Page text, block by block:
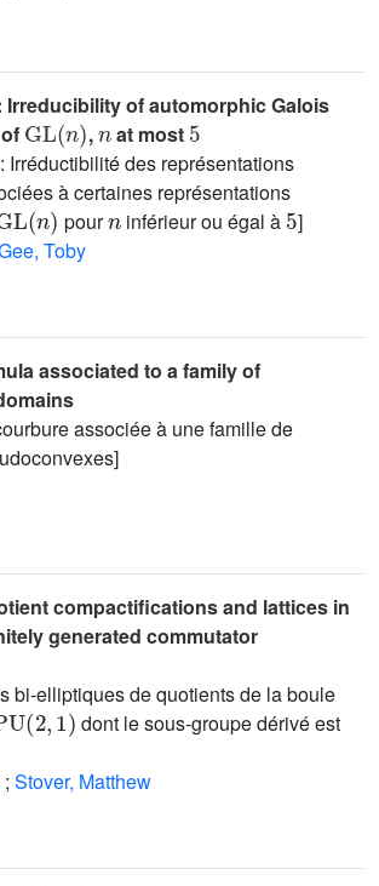
of automorphic Galois
GL(n)
,
n
at most
5
Irréductibilité des représentations
à certaines représentations
(n)
pour
n
inférieur ou égal à
5
]
Toby
associated to a family of
associée à une famille de
compactifications and lattices in
generated commutator
bi-elliptiques de quotients de la boule
(2,1)
dont le sous-groupe dérivé est
; Stover, Matthew